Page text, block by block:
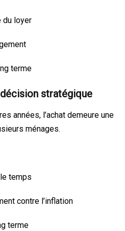
du loyer
terme
stratégique
années, l’achat demeure une
ménages.
temps
contre l’inflation
terme